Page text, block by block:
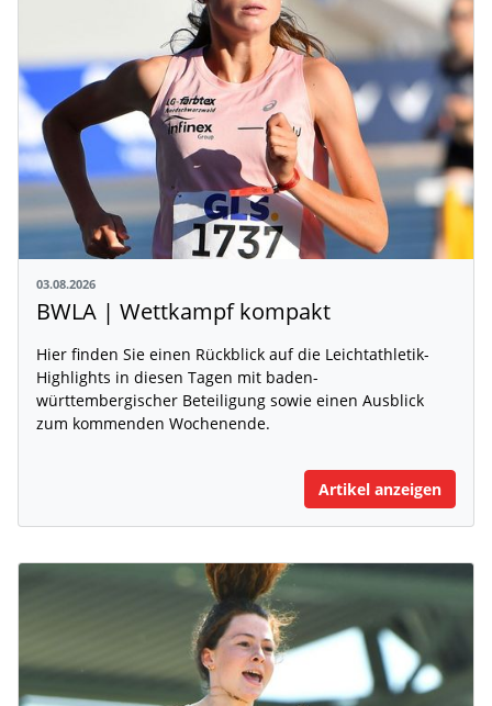
03.08.2026
BWLA | Wettkampf kompakt
Hier finden Sie einen Rückblick auf die Leichtathletik-
Highlights in diesen Tagen mit baden-
württembergischer Beteiligung sowie einen Ausblick
zum kommenden Wochenende.
Artikel anzeigen